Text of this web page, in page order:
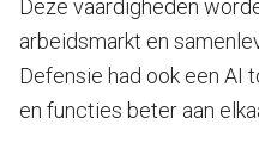
Deze vaardigheden
arbeidsmarkt en
Defensie had ook een AI
en functies beter aan